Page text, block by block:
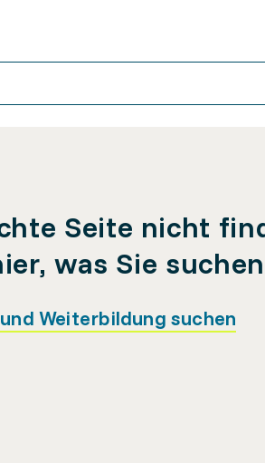
Seite nicht
was Sie
Weiterbildung suchen